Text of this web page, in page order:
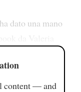
dato una mano
content — and